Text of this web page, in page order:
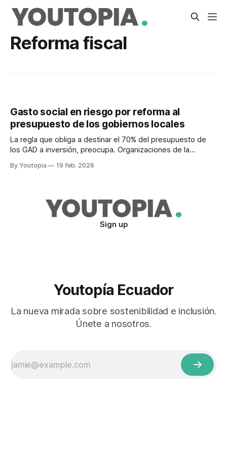
Reforma fiscal
Gasto social en riesgo por reforma al
presupuesto de los gobiernos locales
La regla que obliga a destinar el 70% del presupuesto de
los GAD a inversión, preocupa. Organizaciones de la
By Youtopia 19 feb. 2026
Sign up
Youtopía Ecuador
La nueva mirada sobre sostenibilidad e inclusión.
Únete a nosotros.